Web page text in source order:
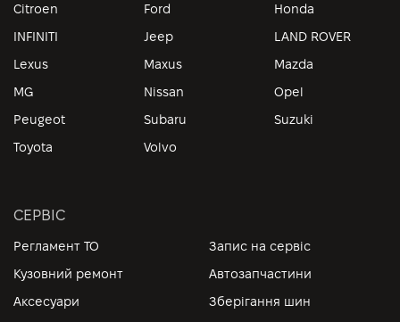
Citroen Ford
Honda
INFINITI
Jeep
LAND ROVER
Lexus
Maxus
Mazda
MG
Nissan
Opel
Peugeot
Subaru
Suzuki
Toyota
Volvo
СЕРВІС
Регламент ТО
Запис на сервіс
Кузовний ремонт
Автозапчастини
Аксесуари
Зберігання шин